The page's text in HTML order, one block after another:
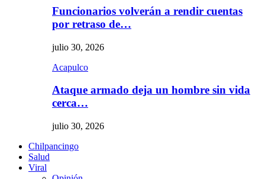
Funcionarios volverán a rendir cuentas
por retraso de…
julio 30, 2026
Acapulco
Ataque armado deja un hombre sin vida
cerca…
julio 30, 2026
Chilpancingo
Salud
Viral